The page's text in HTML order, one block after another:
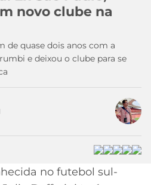
novo clube na
de quase dois anos com a
e deixou o clube para se
no futebol sul-